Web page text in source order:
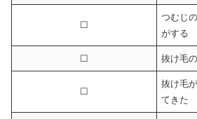
☐
つむじ
がする
☐ 抜け毛
☐
抜け毛
てきた